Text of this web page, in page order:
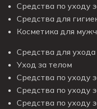
Средства по уходу
Средства для
Косметика для
Средства для
Уход за телом
Средства по уходу
Средства по уходу
Средства по уходу